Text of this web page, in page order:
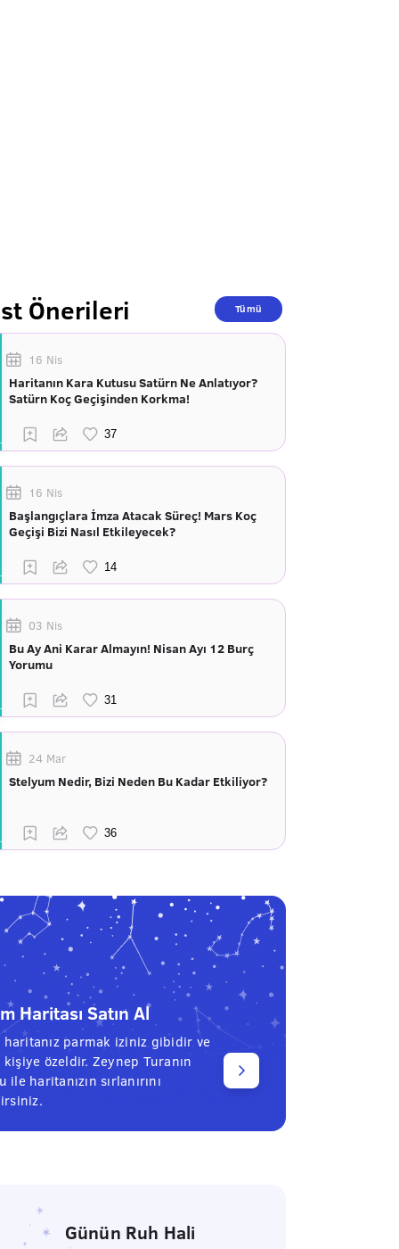
Önerileri Tümü
16 Nis
Haritanın Kara Kutusu Satürn Ne Anlatıyor?
Satürn Koç Geçişinden Korkma!
16 Nis
Başlangıçlara İmza Atacak Süreç! Mars Koç
Geçişi Bizi Nasıl Etkileyecek?
03 Nis
Bu Ay Ani Karar Almayın! Nisan Ayı 12 Burç
Yorumu
24 Mar
Stelyum Nedir, Bizi Neden Bu Kadar Etkiliyor?
Haritası Satın Al
haritanız parmak iziniz gibidir ve
kişiye özeldir. Zeynep Turanın
ile haritanızın sırlanırını
Günün Ruh Hali